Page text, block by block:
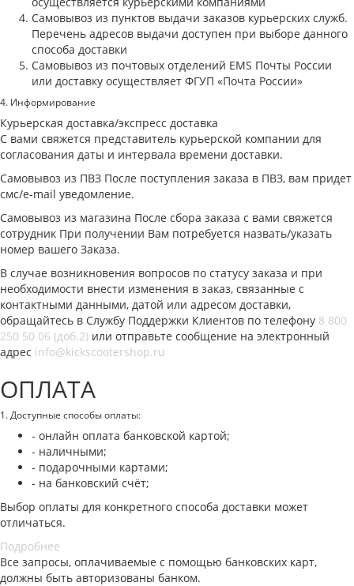
Самовывоз из пунктов выдачи заказов курьерских служб.
Перечень адресов выдачи доступен при выборе данного
способа доставки
Самовывоз из почтовых отделений EMS Почты России
или доставку осуществляет ФГУП «Почта России»
4. Информирование
Курьерская доставка/экспресс доставка
С вами свяжется представитель курьерской компании для
согласования даты и интервала времени доставки.
Самовывоз из ПВЗ После поступления заказа в ПВЗ, вам придет
смс/e-mail уведомление.
Самовывоз из магазина После сбора заказа с вами свяжется
сотрудник При получении Вам потребуется назвать/указать
номер вашего Заказа.
В случае возникновения вопросов по статусу заказа и при
необходимости внести изменения в заказ, связанные с
контактными данными, датой или адресом доставки,
обращайтесь в Службу Поддержки Клиентов по телефону 8 800
250 50 06 (доб.2) или отправьте сообщение на электронный
адрес info@kickscootershop.ru
ОПЛАТА
1. Доступные способы оплаты:
- онлайн оплата банковской картой;
- наличными;
- подарочными картами;
- на банковский счёт;
Выбор оплаты для конкретного способа доставки может
отличаться.
Подробнее
Все запросы, оплачиваемые с помощью банковских карт,
должны быть авторизованы банком.